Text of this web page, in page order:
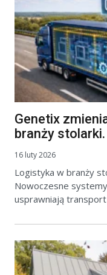
Genetix
branży stolarki.
16 luty 2026
Logistyka w branży
Nowoczesne
usprawniają